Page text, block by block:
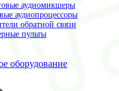
аудиомикшеры
аудиопроцессоры
обратной связи
пульты
оборудование